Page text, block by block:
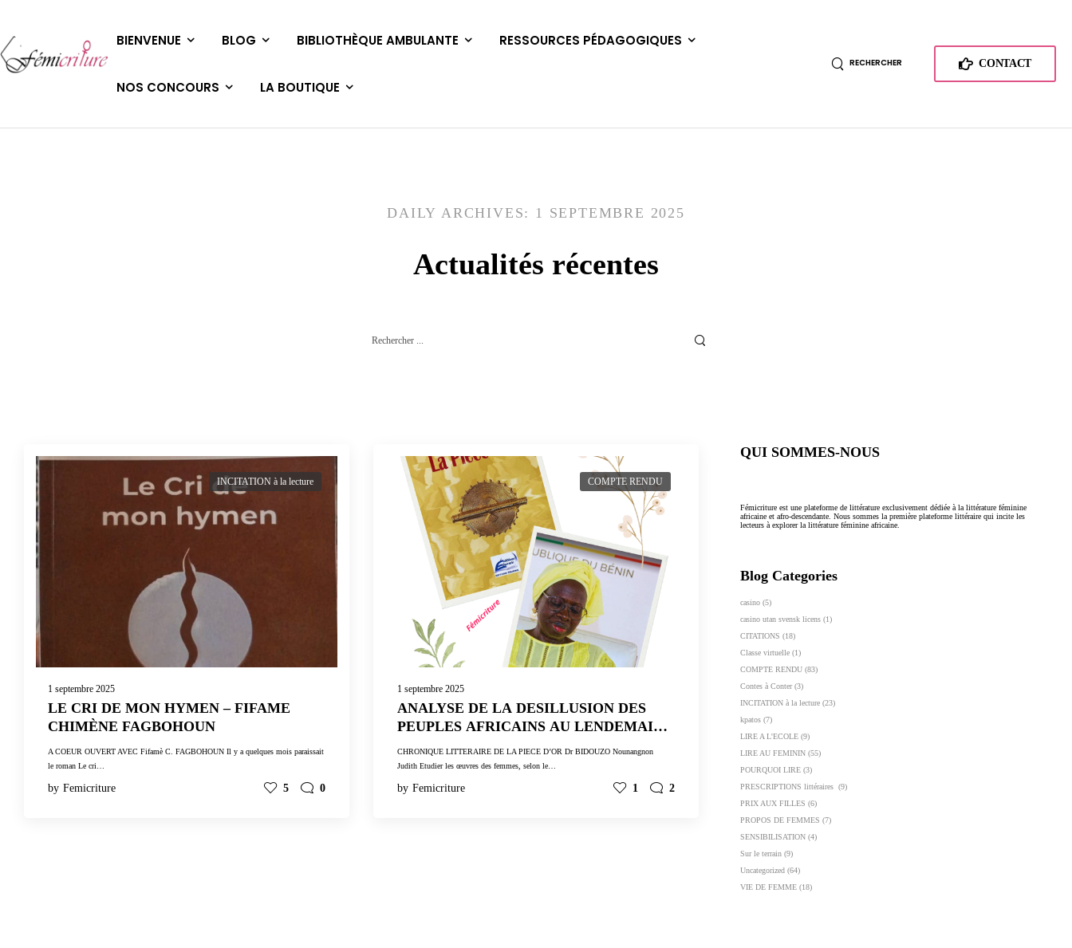
BIENVENUE BLOG BIBLIOTHÈQUE AMBULANTE RESSOURCES PÉDAGOGIQUES
NOS CONCOURS LA BOUTIQUE
RECHERCHER CONTACT
DAILY ARCHIVES: 1 SEPTEMBRE 2025
Actualités récentes
QUI SOMMES-NOUS
Fémicriture est une plateforme de littérature exclusivement dédiée à la littérature féminine
africaine et afro-descendante. Nous sommes la première plateforme littéraire qui incite les
lecteurs à explorer la littérature féminine africaine.
Blog Categories
casino (5)
casino utan svensk licens (1)
CITATIONS (18)
Classe virtuelle (1)
COMPTE RENDU (83)
Contes à Conter(3)
INCITATION à la lecture (23)
kpatos (7)
LIRE A L'ECOLE (9)
LIRE AU FEMININ (55)
POURQUOI LIRE (3)
PRESCRIPTIONS littéraires (9)
PRIX AUX FILLES (6)
PROPOS DE FEMMES (7)
SENSIBILISATION (4)
Sur le terrain (9)
Uncategorized (64)
VIE DE FEMME (18)
1 septembre 2025
INCITATION à la lecture
LE CRI DE MON HYMEN – FIFAME
CHIMÈNE FAGBOHOUN
A COEUR OUVERT AVEC Fifamè C. FAGBOHOUN Il y a quelques mois paraissait
le roman Le cri…
by Femicriture 5 0
1 septembre 2025
COMPTE RENDU
ANALYSE DE LA DESILLUSION DES
PEUPLES AFRICAINS AU LENDEMAIN
CHRONIQUE LITTERAIRE DE LA PIECE D’OR Dr BIDOUZO Nounangnon
Judith Etudier les œuvres des femmes, selon le…
by Femicriture 1 2